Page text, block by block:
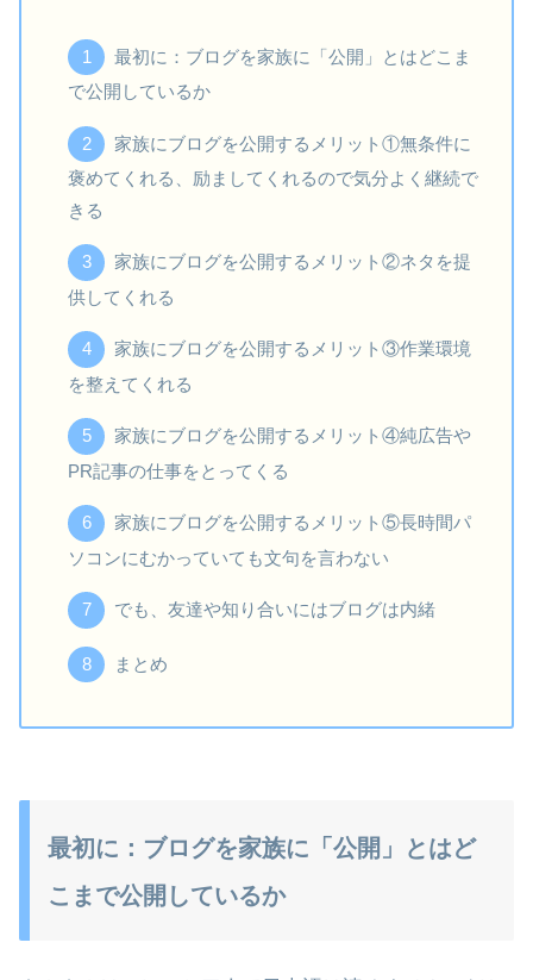
最初に：ブログを家族に「公開」とはどこま
で公開しているか
家族にブログを公開するメリット①無条件に
褒めてくれる、励ましてくれるので気分よく継続で
きる
家族にブログを公開するメリット②ネタを提
供してくれる
家族にブログを公開するメリット③作業環境
を整えてくれる
家族にブログを公開するメリット④純広告や
PR記事の仕事をとってくる
家族にブログを公開するメリット⑤長時間パ
ソコンにむかっていても文句を言わない
でも、友達や知り合いにはブログは内緒
まとめ
最初に：ブログを家族に「公開」とはど
こまで公開しているか